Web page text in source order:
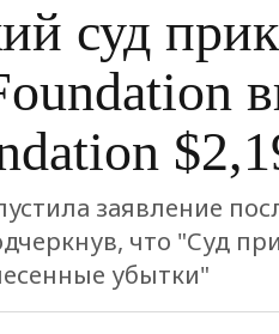
суд
заявление
что "Суд
убытки"